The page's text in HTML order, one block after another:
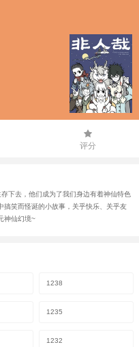
评分
下去，他们成为了我们身边有着神仙特色
搞笑而怪诞的小故事，关乎快乐、关乎友
神仙幻境~
1238
1235
1232